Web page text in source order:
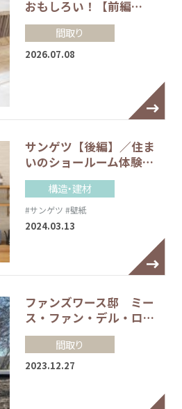
おもしろい！【前編…
間取り
2026.07.08
サンゲツ【後編】／住ま
いのショールーム体験…
構造・建材
#サンゲツ #壁紙
2024.03.13
ファンズワース邸 ミー
ス・ファン・デル・ロ…
間取り
2023.12.27